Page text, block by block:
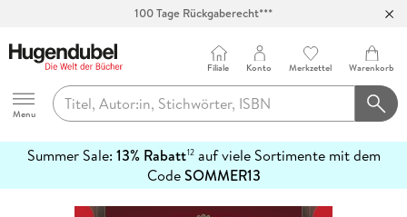
100 Tage Rückgaberecht***
Hugendubel
Menu
Filiale Konto Merkzettel Warenkorb
Summer Sale: 13% Rabatt12auf viele Sortimente mit dem
CodeSOMMER13
erfahren